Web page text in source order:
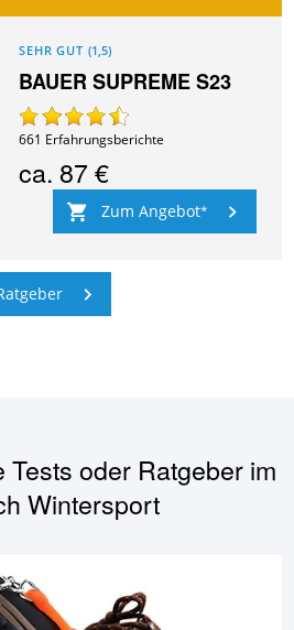
SEHR GUT (1,5)
BAUER SUPREME S23
661 Erfahrungsberichte
ca. 87 €
Zum Angebot
oder Ratgeber im
Wintersport